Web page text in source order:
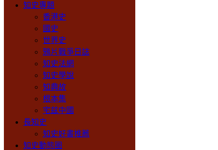
知史專題
香港史
國史
世界史
鴉片戰爭日誌
知史法網
知史學說
知典故
根本集
宅兹中國
長知史
知史好書推薦
知史動態圈